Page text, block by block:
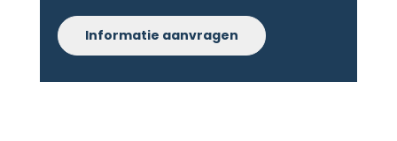
Informatie aanvragen